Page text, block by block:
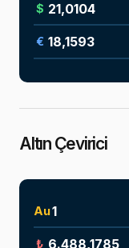
$
€
Altın Çevirici
Au
₺